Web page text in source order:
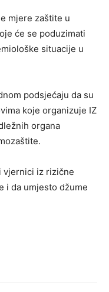
mjere zaštite u
će se poduzimati
situacije u
podsjećaju da su
koje organizuje IZ
organa
vjernici iz rizične
i da umjesto džume